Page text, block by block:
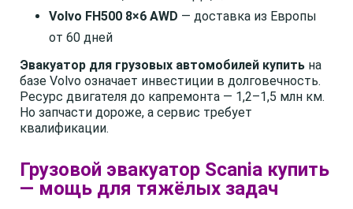
Volvo FH500 8×6 AWD — доставка из Европы
от 60 дней
Эвакуатор для грузовых автомобилей купить на
базе Volvo означает инвестиции в долговечность.
Ресурс двигателя до капремонта — 1,2–1,5 млн км.
Но запчасти дороже, а сервис требует
квалификации.
Грузовой эвакуатор Scania купить
— мощь для тяжёлых задач